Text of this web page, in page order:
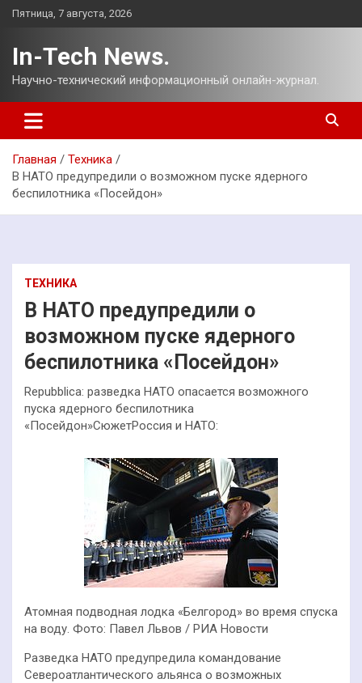
Перейти
Пятница, 7 августа, 2026
In-Tech News.
Научно-технический информационный онлайн-журнал.
Главная
Техника
В НАТО предупредили о возможном пуске ядерного
беспилотника «Посейдон»
ТЕХНИКА
В НАТО предупредили о
возможном пуске ядерного
беспилотника «Посейдон»
Repubblica: разведка НАТО опасается возможного
пуска ядерного беспилотника
«Посейдон»СюжетРоссия и НАТО:
Атомная подводная лодка «Белгород» во время спуска
на воду. Фото: Павел Львов / РИА Новости
Разведка НАТО предупредила командование
Североатлантического альянса о возможных